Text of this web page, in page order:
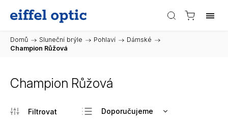
Domů / Sluneční brýle / Pohlaví / Dámské /
Champion Růžová
Champion Růžová
Doporučujeme